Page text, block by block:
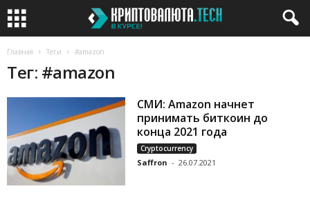
Главная Теги #amazon
Тег: #amazon
СМИ: Amazon начнет
принимать биткоин до
конца 2021 года
Cryptocurrency
Saffron - 26.07.2021